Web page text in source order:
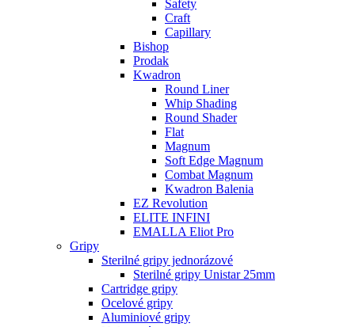
Safety
Craft
Capillary
Bishop
Prodak
Kwadron
Round Liner
Whip Shading
Round Shader
Flat
Magnum
Soft Edge Magnum
Combat Magnum
Kwadron Balenia
EZ Revolution
ELITE INFINI
EMALLA Eliot Pro
Gripy
Sterilné gripy jednorázové
Sterilné gripy Unistar 25mm
Cartridge gripy
Ocelové gripy
Aluminiové gripy